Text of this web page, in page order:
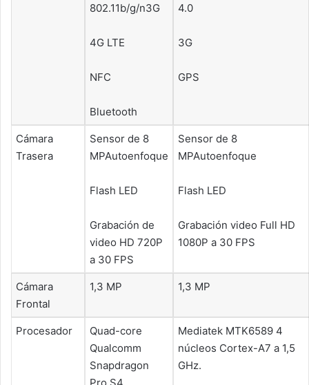
802.11b/g/n3G
4G LTE
NFC
Bluetooth
4.0
3G
GPS
Cámara
Trasera
Sensor de 8
MPAutoenfoque
Flash LED
Grabación de
video HD 720P
a 30 FPS
Sensor de 8
MPAutoenfoque
Flash LED
Grabación video Full HD
1080P a 30 FPS
Cámara
Frontal
1,3 MP 1,3 MP
Procesador
Quad-core
Qualcomm
Snapdragon
Pro S4
Mediatek MTK6589 4
núcleos Cortex-A7 a 1,5
GHz.